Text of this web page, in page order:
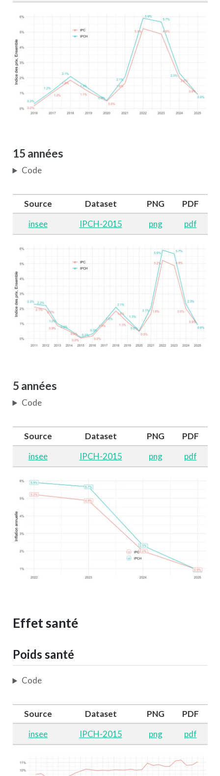
15 années
Code
Source Dataset PNG
PDF
insee
IPCH-2015 png pdf
5 années
Code
Source Dataset PNG
PDF
insee
IPCH-2015 png pdf
Effet santé
Poids santé
Code
Source Dataset PNG
PDF
insee
IPCH-2015 png pdf